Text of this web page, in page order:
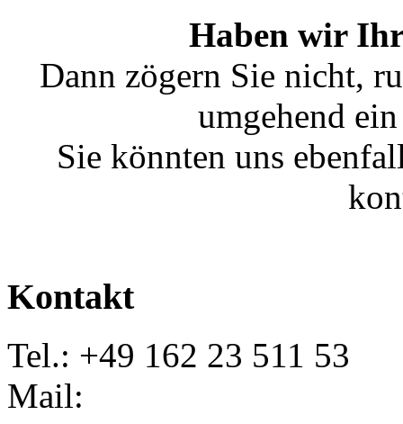
Haben wir Ihr
Dann zögern Sie nicht,
umgehend
Sie könnten uns
Kontakt
Tel.: +49 162 23 511 53
Mail: